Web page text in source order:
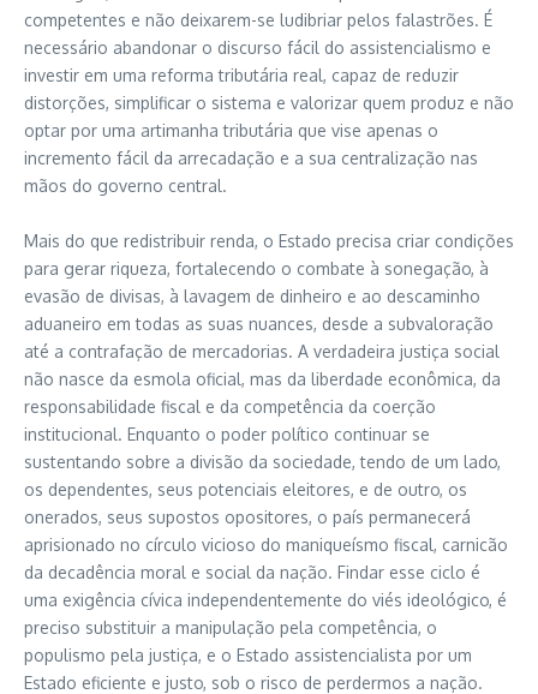
competentes e não deixarem-se ludibriar pelos falastrões. É
necessário abandonar o discurso fácil do assistencialismo e
investir em uma reforma tributária real, capaz de reduzir
distorções, simplificar o sistema e valorizar quem produz e não
optar por uma artimanha tributária que vise apenas o
incremento fácil da arrecadação e a sua centralização nas
mãos do governo central.
Mais do que redistribuir renda, o Estado precisa criar condições
para gerar riqueza, fortalecendo o combate à sonegação, à
evasão de divisas, à lavagem de dinheiro e ao descaminho
aduaneiro em todas as suas nuances, desde a subvaloração
até a contrafação de mercadorias. A verdadeira justiça social
não nasce da esmola oficial, mas da liberdade econômica, da
responsabilidade fiscal e da competência da coerção
institucional. Enquanto o poder político continuar se
sustentando sobre a divisão da sociedade, tendo de um lado,
os dependentes, seus potenciais eleitores, e de outro, os
onerados, seus supostos opositores, o país permanecerá
aprisionado no círculo vicioso do maniqueísmo fiscal, carnicão
da decadência moral e social da nação. Findar esse ciclo é
uma exigência cívica independentemente do viés ideológico, é
preciso substituir a manipulação pela competência, o
populismo pela justiça, e o Estado assistencialista por um
Estado eficiente e justo, sob o risco de perdermos a nação.